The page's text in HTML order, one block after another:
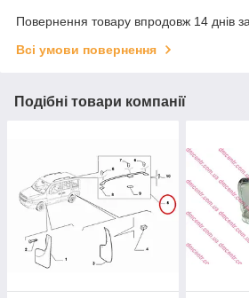
Повернення товару впродовж 14 днів
Всі умови повернення
Подібні товари компанії